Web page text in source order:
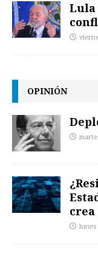
Lula
OPINIÓN
crea
lunes